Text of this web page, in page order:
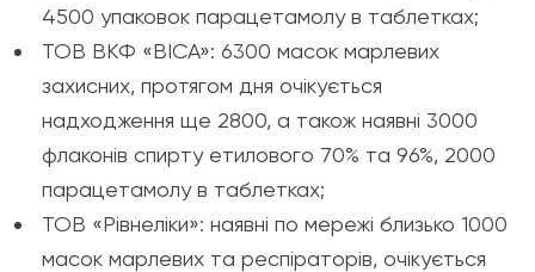
4500 упаковок парацетамолу в таблетках;
ТОВ ВКФ «ВІСА»: 6300 масок марлевих
захисних, протягом дня очікується
надходження ще 2800, а також наявні 3000
флаконів спирту етилового 70% та 96%, 2000
парацетамолу в таблетках;
ТОВ «Рівнеліки»: наявні по мережі близько 1000
масок марлевих та респіраторів, очікується